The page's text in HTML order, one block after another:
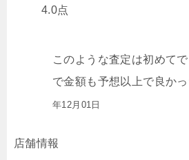
4.0点
このような査定は初めて
で金額も予想以上で良かっ
年12月01日
店舗情報